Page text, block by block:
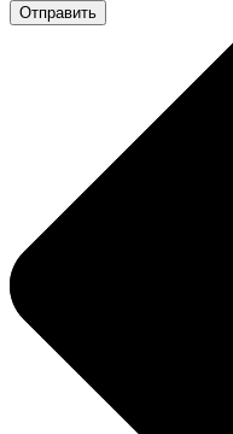
Отправить